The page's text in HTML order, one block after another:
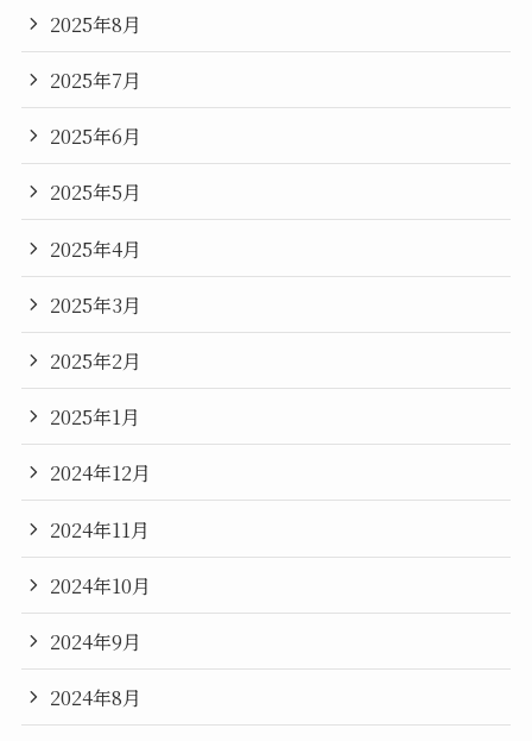
2025年8月
2025年7月
2025年6月
2025年5月
2025年4月
2025年3月
2025年2月
2025年1月
2024年12月
2024年11月
2024年10月
2024年9月
2024年8月